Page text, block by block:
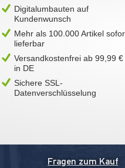
Digitalumbauten auf
Kundenwunsch
Mehr als 100.000 Artikel
lieferbar
Versandkostenfrei ab 99,99 €
in DE
Sichere SSL-
Datenverschlüsselung
Fragen zum Kauf